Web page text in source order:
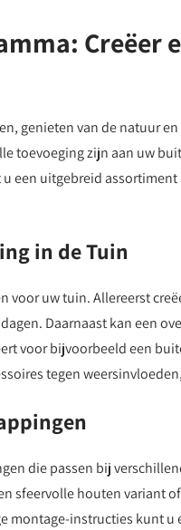
Creëer
genieten van de natuur
toevoeging zijn aan uw
een uitgebreid
in de Tuin
voor uw tuin. Allereerst
Daarnaast kan een
voor bijvoorbeeld een
tegen
die passen bij
sfeervolle houten variant
montage-instructies kunt u